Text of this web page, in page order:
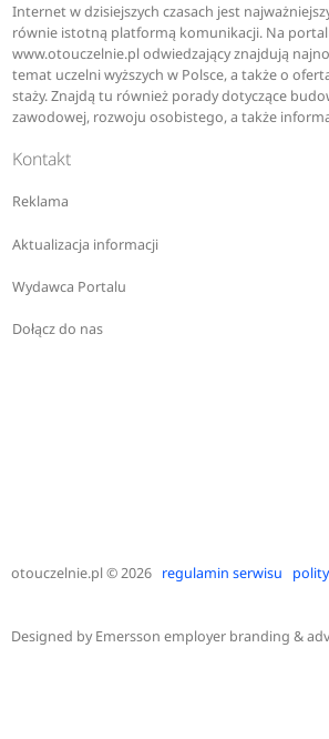
Internet w dzisiejszych czasach jest
równie istotną platformą komunikacji. Na
www.otouczelnie.pl odwiedzający znajdują
temat uczelni wyższych w Polsce, a także o
staży. Znajdą tu również porady dotyczące
zawodowej, rozwoju osobistego, a także
Kontakt
Reklama
Aktualizacja informacji
Wydawca Portalu
Dołącz do nas
otouczelnie.pl© 2026 regulamin serwisu
Designed byEmersson employer branding &